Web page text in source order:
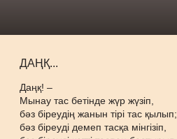
ДАҢҚ...
Даңқ! –
Мынау тас бетінде жүр жүзіп,
бәз біреудің жанын тірі тас қылып;
бәз біреуді демеп тасқа мінгізіп,